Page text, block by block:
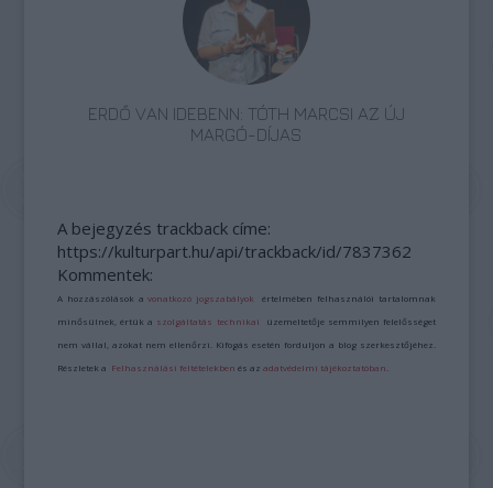
ERDŐ VAN IDEBENN: TÓTH MARCSI AZ ÚJ
MARGÓ-DÍJAS
A bejegyzés trackback címe:
https://kulturpart.hu/api/trackback/id/7837362
Kommentek:
A hozzászólások avonatkozó jogszabályok értelmében felhasználói tartalomnak
minősülnek, értük a szolgáltatás technikai üzemeltetője semmilyen felelősséget
nem vállal, azokat nem ellenőrzi. Kifogás esetén forduljon a blog szerkesztőjéhez.
Részletek a Felhasználási feltételekben és azadatvédelmi tájékoztatóban